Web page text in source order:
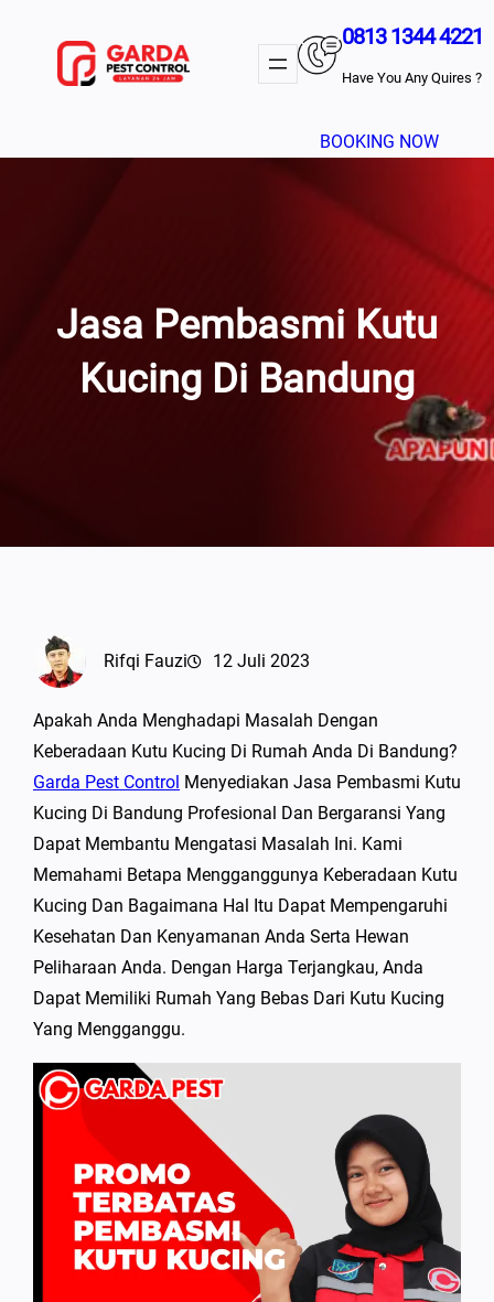
0813 1344 4221
Have You Any Quires ?
BOOKING NOW
Jasa Pembasmi Kutu
Kucing Di Bandung
Rifqi Fauzi 12 Juli 2023
Apakah Anda Menghadapi Masalah Dengan
Keberadaan Kutu Kucing Di Rumah Anda Di Bandung?
Garda Pest Control Menyediakan Jasa Pembasmi Kutu
Kucing Di Bandung Profesional Dan Bergaransi Yang
Dapat Membantu Mengatasi Masalah Ini. Kami
Memahami Betapa Mengganggunya Keberadaan Kutu
Kucing Dan Bagaimana Hal Itu Dapat Mempengaruhi
Kesehatan Dan Kenyamanan Anda Serta Hewan
Peliharaan Anda. Dengan Harga Terjangkau, Anda
Dapat Memiliki Rumah Yang Bebas Dari Kutu Kucing
Yang Mengganggu.